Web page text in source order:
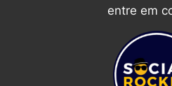
entre em